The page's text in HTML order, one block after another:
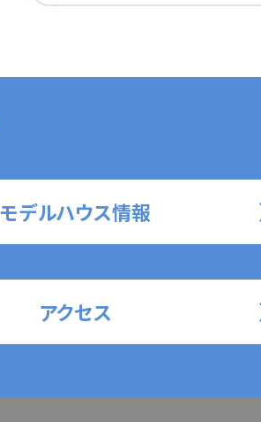
モデルハウス情報
アクセス